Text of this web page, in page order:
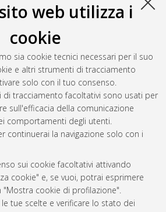
web utilizza i
cookie
sia cookie tecnici necessari per il suo
e altri strumenti di tracciamento
solo con il tuo consenso.
di tracciamento facoltativi sono usati per
sull'efficacia della comunicazione
comportamenti degli utenti.
continuerai la navigazione solo con i
sui cookie facoltativi attivando
cookie" e, se vuoi, potrai esprimere
"Mostra cookie di profilazione".
tue scelte e verificare lo stato dei
Chortheater. Genesi di un modello
, [Dissertation thesis], Alma
di Bologna. Dottorato di ricerca in
, 21 Ciclo. DOI
2001.
generata ilSat Aug 8 20:45:44 2026